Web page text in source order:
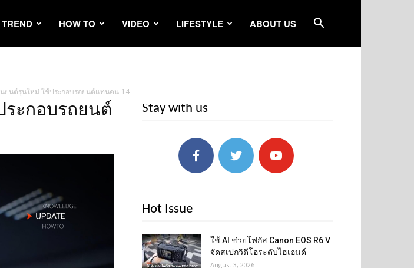
TREND HOW TO VIDEO LIFESTYLE ABOUT US
ยนต์รุ่นใหม่ ใช้ประกอบรถยนต์แทนคน-14
ะกอบรถยนต์
Stay with us
Hot Issue
ใช้ AI ช่วยโฟกัส Canon EOS R6 V
จัดสเปกวิดีโอระดับไฮเอนด์
August 3, 2026